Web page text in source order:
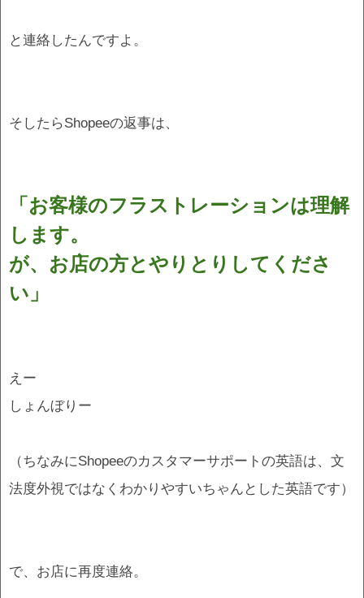
と連絡したんですよ。
そしたらShopeeの返事は、
「お客様のフラストレーションは理解
します。
が、お店の方とやりとりしてくださ
い」
えー
しょんぼりー
（ちなみにShopeeのカスタマーサポートの英語は、文
法度外視ではなくわかりやすいちゃんとした英語です）
で、お店に再度連絡。